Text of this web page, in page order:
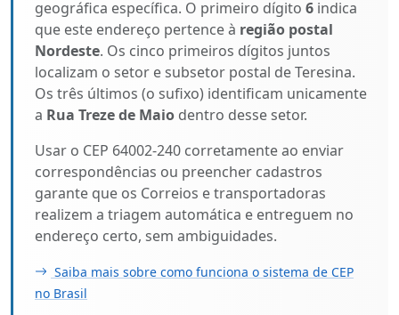
geográfica específica. O primeiro dígito 6 indica
que este endereço pertence à região postal
Nordeste. Os cinco primeiros dígitos juntos
localizam o setor e subsetor postal de Teresina.
Os três últimos (o sufixo) identificam unicamente
a Rua Treze de Maio dentro desse setor.
Usar o CEP 64002-240 corretamente ao enviar
correspondências ou preencher cadastros
garante que os Correios e transportadoras
realizem a triagem automática e entreguem no
endereço certo, sem ambiguidades.
Saiba mais sobre como funciona o sistema de CEP
no Brasil